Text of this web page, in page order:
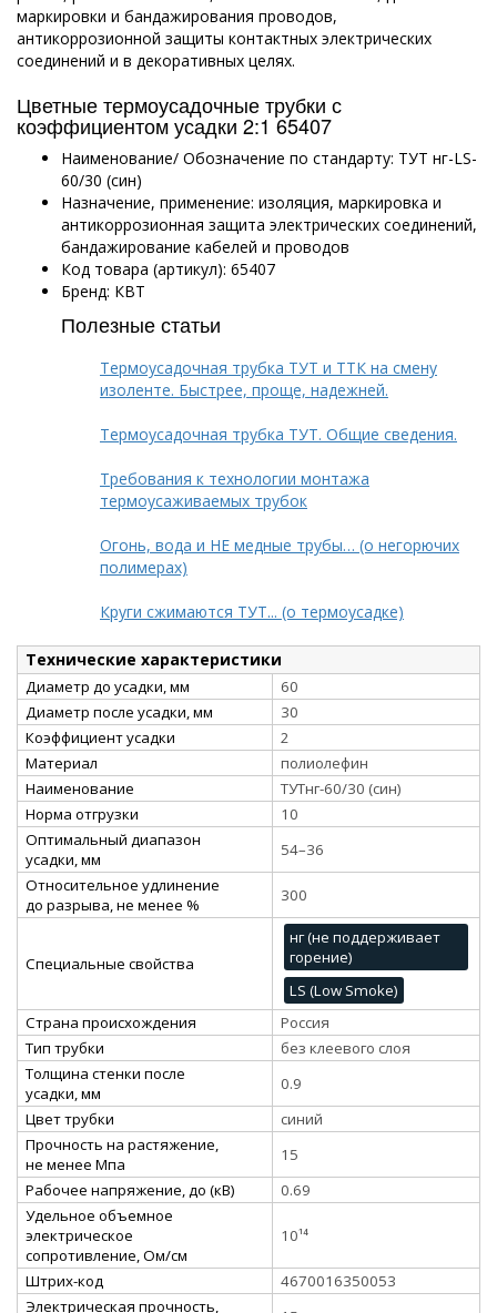
маркировки и бандажирования проводов,
антикоррозионной защиты контактных электрических
соединений и в декоративных целях.
Цветные термоусадочные трубки с
коэффициентом усадки 2:1 65407
Наименование/ Обозначение по стандарту: ТУТ нг-LS-
60/30 (син)
Назначение, применение: изоляция, маркировка и
антикоррозионная защита электрических соединений,
бандажирование кабелей и проводов
Код товара (артикул): 65407
Бренд: КВТ
Полезные статьи
Термоусадочная трубка ТУТ и ТТК на смену
изоленте. Быстрее, проще, надежней.
Термоусадочная трубка ТУТ. Общие сведения.
Требования к технологии монтажа
термоусаживаемых трубок
Огонь, вода и НЕ медные трубы… (о негорючих
полимерах)
Круги сжимаются ТУТ... (о термоусадке)
Технические характеристики
Диаметр до усадки, мм
60
Диаметр после усадки, мм
30
Коэффициент усадки
2
Материал
полиолефин
Наименование
ТУТнг-60/30 (син)
Норма отгрузки
10
Оптимальный диапазон
усадки, мм
54–36
Относительное удлинение
до разрыва, не менее %
300
Специальные свойства
нг (не поддерживает
горение)
LS (Low Smoke)
Страна происхождения
Россия
Тип трубки
без клеевого слоя
Толщина стенки после
усадки, мм
0.9
Цвет трубки
синий
Прочность на растяжение,
не менее Мпа
15
Рабочее напряжение, до (кВ)
0.69
Удельное объемное
электрическое
сопротивление, Ом/см
10¹⁴
Штрих-код
4670016350053
Электрическая прочность,